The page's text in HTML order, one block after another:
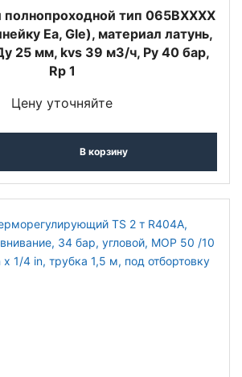
полнопроходной тип 065BХХХХ
Ea, Gle), материал латунь,
25 мм, kvs 39 м3/ч, Ру 40 бар,
Rp 1
Цену уточняйте
В корзину